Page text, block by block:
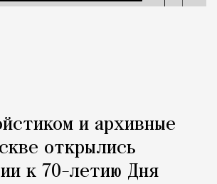
и архивные
открылись
к 70-летию Дня